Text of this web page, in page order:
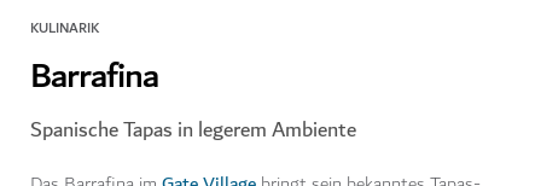
KULINARIK
Barrafina
Spanische Tapas in legerem Ambiente